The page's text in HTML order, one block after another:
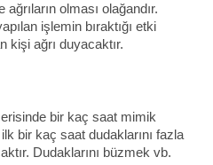
olması olağandır.
işlemin bıraktığı etki
kişi ağrı duyacaktır.
bir kaç saat mimik
bir kaç saat dudaklarını fazla
Dudaklarını büzmek vb.